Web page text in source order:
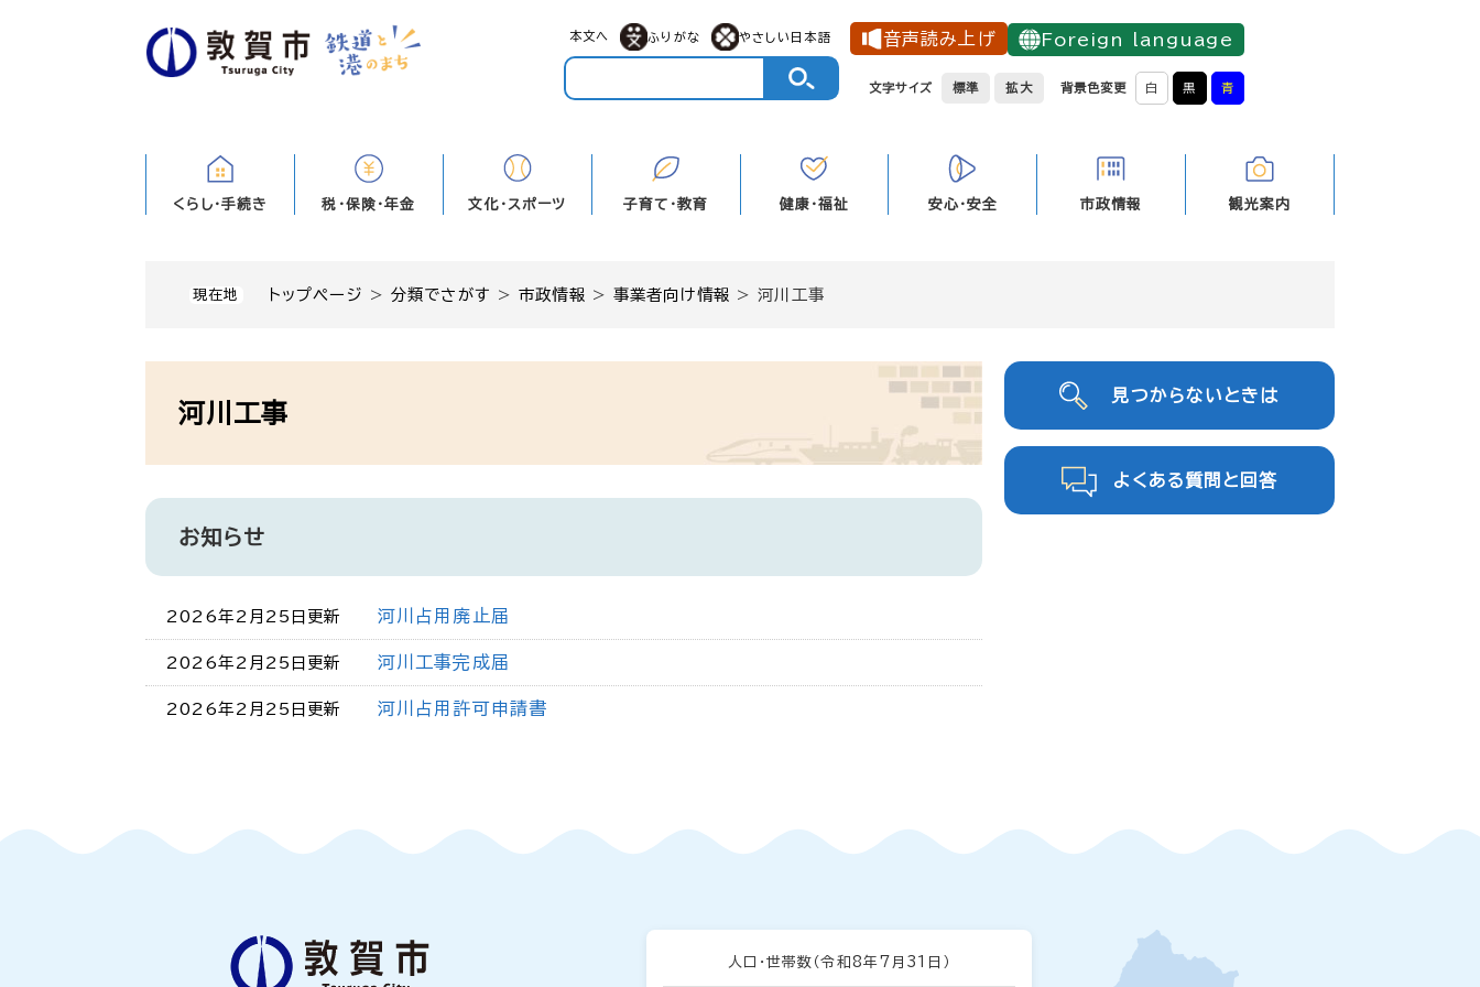
本文へ ふりがな やさしい日本語 音声読み上げ Foreign language
文字サイズ 標準 拡大 背景色変更 白 黒 青
くらし・手続き 税・保険・年金 文化・スポーツ 子育て・教育 健康・福祉 安心・安全 市政情報 観光案内
現在地 トップページ >分類でさがす >市政情報 >事業者向け情報 >河川工事
河川工事
お知らせ
2026年2月25日更新 河川占用廃止届
2026年2月25日更新 河川工事完成届
2026年2月25日更新 河川占用許可申請書
見つからないときは
よくある質問と回答
人口・世帯数 （令和8年7月31日）